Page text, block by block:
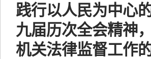
践行以人民为中心
九届历次全会精神
机关法律监督工作